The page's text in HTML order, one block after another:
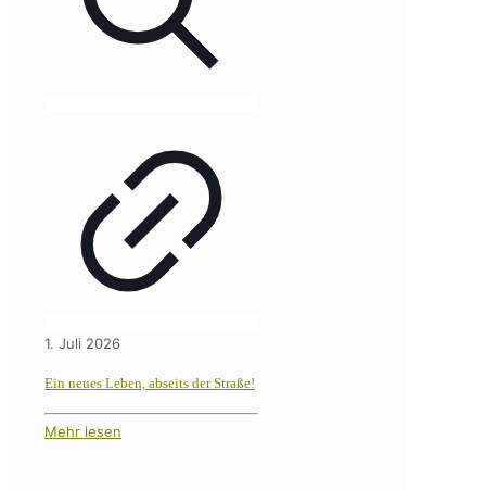
1. Juli 2026
Ein neues Leben, abseits der Straße!
Mehr lesen